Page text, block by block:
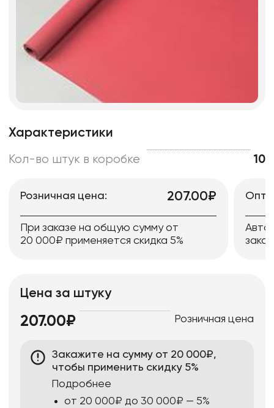
Характеристики
Кол-во штук в коробке 10
Розничная цена: 207.00₽
При заказе на общую сумму от
20 000₽ применяется скидка 5%
Цена за штуку
207.00₽ Розничная цена
Закажите на сумму от 20 000₽,
чтобы применить скидку 5%
Подробнее
от 20 000₽ до 30 000₽ — 5%